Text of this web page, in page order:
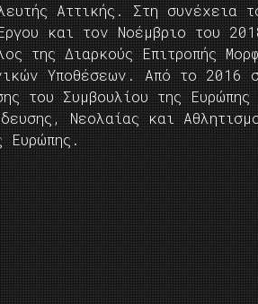
Αττικής. Στη συνέχεια
και τον Νοέμβριο του
της Διαρκούς Επιτροπής
Υποθέσεων. Από το 2016
του Συμβουλίου της
Νεολαίας και
Ευρώπης.